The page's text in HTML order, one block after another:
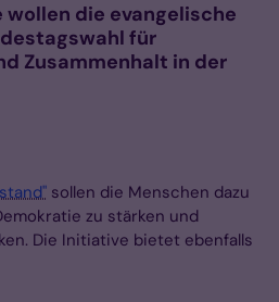
die evangelische
für
Zusammenhalt in der
sollen die Menschen dazu
zu stärken und
Die Initiative bietet ebenfalls